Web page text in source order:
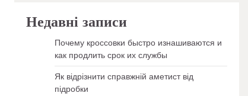
Недавні записи
Почему кроссовки быстро изнашиваются и
как продлить срок их службы
Як відрізнити справжній аметист від
підробки